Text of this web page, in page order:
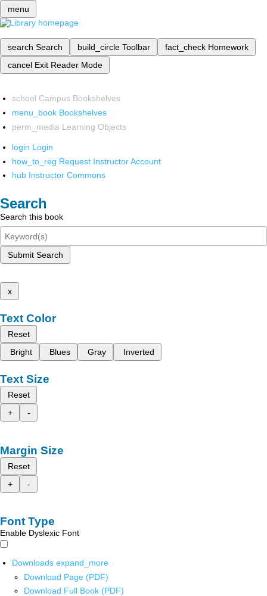
menu
search Search build_circle Toolbar fact_check Homework
cancel Exit Reader Mode
school Campus Bookshelves
menu_book Bookshelves
perm_media Learning Objects
login Login
how_to_reg Request Instructor Account
hub Instructor Commons
Search
Search this book
Submit Search
x
Text Color
Reset
Bright
Blues Gray Inverted
Text Size
Reset
+
-
Margin Size
Reset
+
-
Font Type
Enable Dyslexic Font
Downloads expand_more
Download Page (PDF)
Download Full Book (PDF)